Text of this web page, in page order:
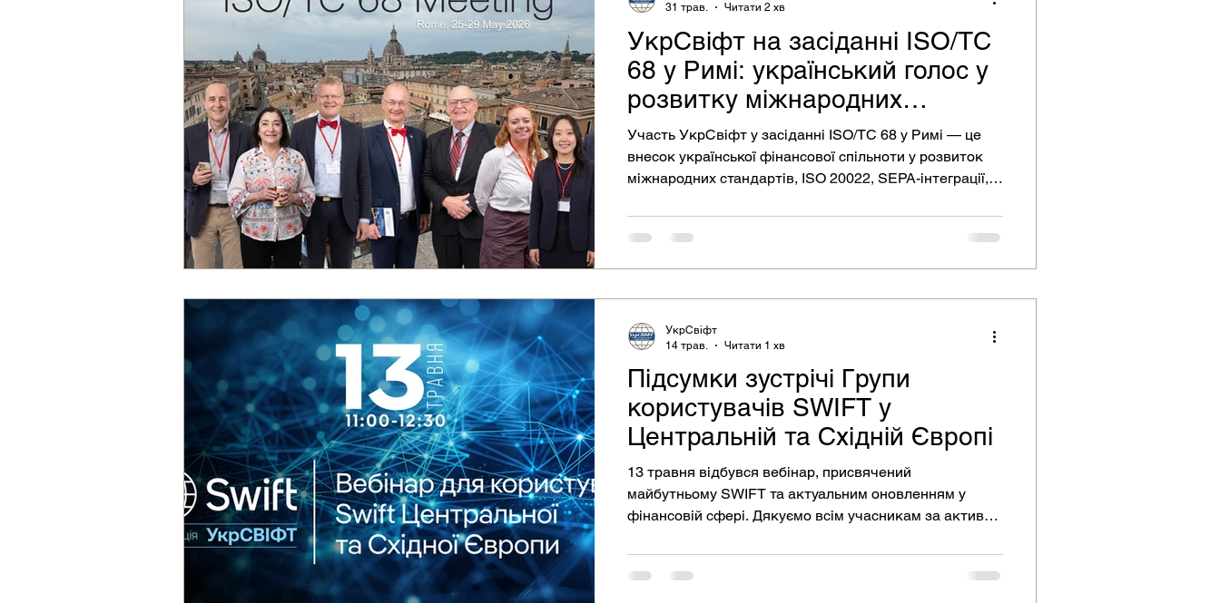
УкрСвіфт на засіданні ISO/TC
68 у Римі: український голос у
розвитку міжнародних
фінансових стандартів
Участь УкрСвіфт у засіданні ISO/TC 68 у Римі — це
внесок української фінансової спільноти у розвиток
міжнародних стандартів, ISO 20022, SEPA-інтеграції,
інформацією.
31 трав.
Читати 2 хв
Підсумки зустрічі Групи
користувачів SWIFT у
Центральній та Східній Європі
13 травня відбувся вебінар, присвячений
майбутньому SWIFT та актуальним оновленням у
фінансовій сфері. Дякуємо всім учасникам за активну
доступні!
УкрСвіфт
14 трав.
Читати 1 хв